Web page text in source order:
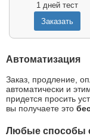
1 дней тест
Автоматизация
Заказ, продление,
автоматически и
придется просить
вы получаете это
Любые способы